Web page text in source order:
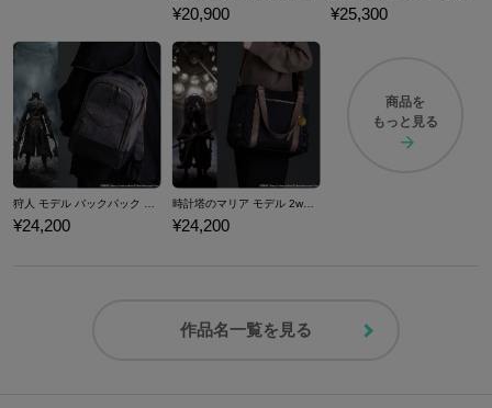
¥20,900 ¥25,300
¥24,200
時計塔のマリア モデル 2wayトートバッグ Bloodborne
¥24,200
商品を
もっと見る
作品名一覧を見る